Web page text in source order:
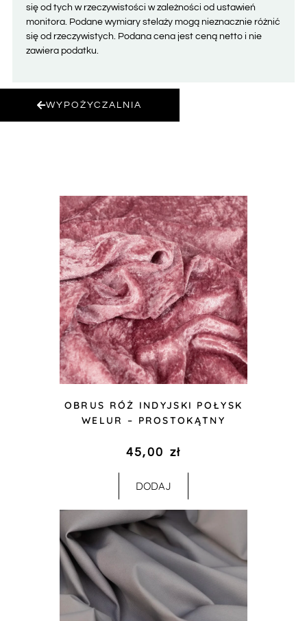
się od tych w rzeczywistości w zależności od ustawień
monitora. Podane wymiary stelaży mogą nieznacznie różnić
się od rzeczywistych. Podana cena jest ceną netto i nie
zawiera podatku.
WYPOŻYCZALNIA
OBRUS RÓŻ INDYJSKI POŁYSK
WELUR – PROSTOKĄTNY
45,00 zł
DODAJ